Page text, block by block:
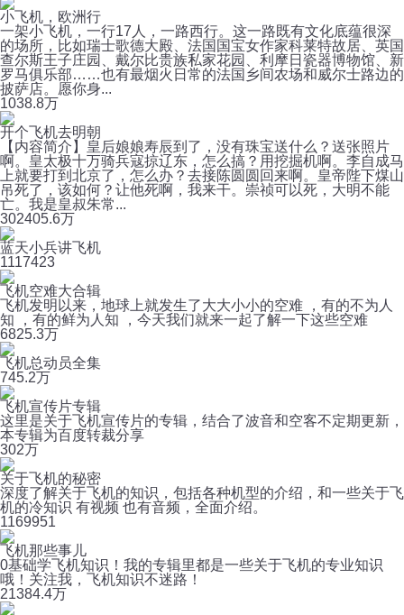
小飞机，欧洲行
一架小飞机，一行17人，一路西行。这一路既有文化底蕴很深
的场所，比如瑞士歌德大殿、法国国宝女作家科莱特故居、英国
查尔斯王子庄园、戴尔比贵族私家花园、利摩日瓷器博物馆、新
罗马俱乐部……也有最烟火日常的法国乡间农场和威尔士路边的
披萨店。愿你身...
1038.8万
开个飞机去明朝
【内容简介】皇后娘娘寿辰到了，没有珠宝送什么？送张照片
啊。皇太极十万骑兵寇掠辽东，怎么搞？用挖掘机啊。李自成马
上就要打到北京了，怎么办？去接陈圆圆回来啊。皇帝陛下煤山
吊死了，该如何？让他死啊，我来干。崇祯可以死，大明不能
亡。我是皇叔朱常...
302405.6万
蓝天小兵讲飞机
1117423
飞机空难大合辑
飞机发明以来，地球上就发生了大大小小的空难 ，有的不为人
知 ，有的鲜为人知 ，今天我们就来一起了解一下这些空难
6825.3万
飞机总动员全集
745.2万
飞机宣传片专辑
这里是关于飞机宣传片的专辑，结合了波音和空客不定期更新，
本专辑为百度转裁分享
302万
关于飞机的秘密
深度了解关于飞机的知识，包括各种机型的介绍，和一些关于飞
机的冷知识 有视频 也有音频，全面介绍。
1169951
飞机那些事儿
0基础学飞机知识！我的专辑里都是一些关于飞机的专业知识
哦！关注我，飞机知识不迷路！
21384.4万